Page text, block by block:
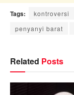
Tags: kontroversi
penyanyi barat
Related Posts